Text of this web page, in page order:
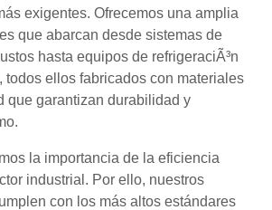
exigentes. Ofrecemos una amplia
que abarcan desde sistemas de
hasta equipos de refrigeraciÃ³n
todos ellos fabricados con materiales
que garantizan durabilidad y
la importancia de la eficiencia
industrial. Por ello, nuestros
con los más altos estándares